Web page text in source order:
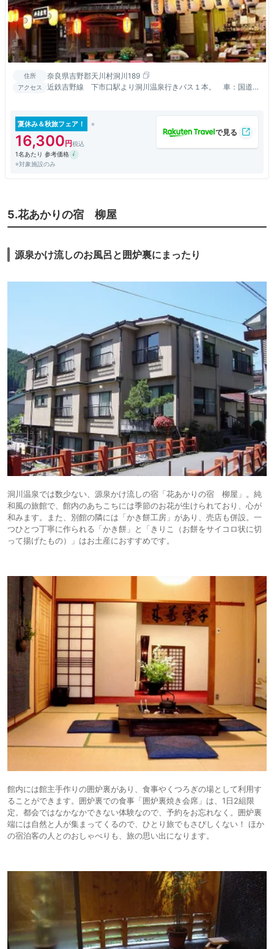
住所 奈良県吉野郡天川村洞川189
アクセス
近鉄吉野線 下市口駅より洞川温泉行きバス１本。 車：国道
夏休み＆秋旅フェア！
16,300
1名あたり 参考価格
※対象施設のみ
5.花あかりの宿 柳屋
源泉かけ流しのお風呂と囲炉裏にまったり
洞川温泉では数少ない、源泉かけ流しの宿「花あかりの宿 柳屋」。純
和風の旅館で、館内のあちこちには季節のお花が生けられており、心が
和みます。また、別館の隣には「かき餅工房」があり、売店も併設。一
つひとつ丁寧に作られる「かき餅」と「きりこ（お餅をサイコロ状に切
って揚げたもの）」はお土産におすすめです。
館内には館主手作りの囲炉裏があり、食事やくつろぎの場として利用す
ることができます。囲炉裏での食事「囲炉裏焼き会席」は、1日2組限
定。都会ではなかなかできない体験なので、予約をお忘れなく。囲炉裏
端には自然と人が集まってくるので、ひとり旅でもさびしくない！ ほか
の宿泊客の人とのおしゃべりも、旅の思い出になります。